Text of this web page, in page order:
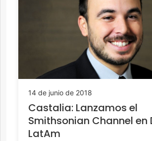
14 de junio de 2018
Castalia: Lanzamos el
Smithsonian Channel en
LatAm